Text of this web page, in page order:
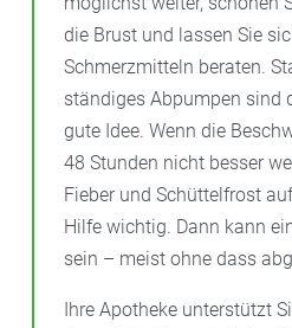
die Brust und lassen Sie
Schmerzmitteln beraten.
ständiges Abpumpen sind
gute Idee. Wenn die
48 Stunden nicht besser
Fieber und Schüttelfrost
Hilfe wichtig. Dann kann
sein – meist ohne dass
Ihre Apotheke unterstützt